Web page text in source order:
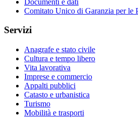
Comitato Unico di Garanzia per le
Servizi
Anagrafe e stato civile
Cultura e tempo libero
Vita lavorativa
Imprese e commercio
Appalti pubblici
Catasto e urbanistica
Turismo
Mobilità e trasporti